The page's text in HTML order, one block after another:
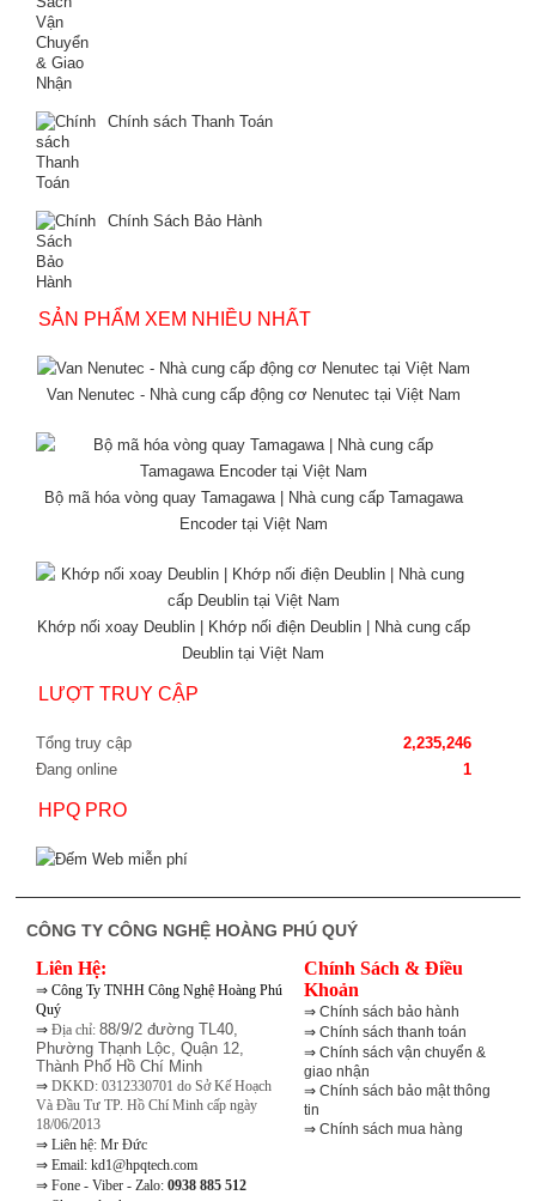
Chính sách Thanh Toán
Chính Sách Bảo Hành
SẢN PHẨM XEM NHIỀU NHẤT
Van Nenutec - Nhà cung cấp động cơ Nenutec tại Việt Nam
Bộ mã hóa vòng quay Tamagawa | Nhà cung cấp Tamagawa
Encoder tại Việt Nam
Khớp nối xoay Deublin | Khớp nối điện Deublin | Nhà cung cấp
Deublin tại Việt Nam
LƯỢT TRUY CẬP
Tổng truy cập
2,235,246
Đang online
1
HPQ PRO
CÔNG TY CÔNG NGHỆ HOÀNG PHÚ QUÝ
Liên Hệ:
⇒ Công Ty TNHH Công Nghệ Hoàng Phú
Quý
⇒ Địa chỉ:88/9/2 đường TL40,
Phường Thạnh Lộc, Quận 12,
Thành Phố Hồ Chí Minh
⇒ DKKD: 0312330701 do Sở Kế Hoạch
Và Đầu Tư TP. Hồ Chí Minh cấp ngày
18/06/2013
⇒ Liên hệ: Mr Đức
⇒ Email: kd1@hpqtech.com
⇒ Fone - Viber - Zalo:0938 885 512
Chính Sách & Điều
Khoản
⇒ Chính sách bảo hành
⇒ Chính sách thanh toán
⇒ Chính sách vận chuyển &
giao nhận
⇒ Chính sách bảo mật thông
tin
⇒ Chính sách mua hàng